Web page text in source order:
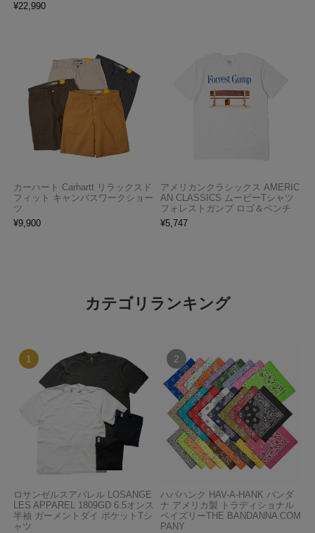
¥22,990
カーハート Carhartt リラックスド
フィット キャンバスワークショー
ツ
¥9,900
アメリカンクラシックス AMERIC
AN CLASSICS ムービーTシャツ
フォレストガンプ ロゴ＆ベンチ
¥5,747
カテゴリランキング
ロサンゼルスアパレル LOSANGE
LES APPAREL 1809GD 6.5オンス
半袖 ガーメントダイ ポケットTシ
ャツ
ハバハンク HAV-A-HANK バンダ
ナ アメリカ製 トラディショナル
ペイズリーTHE BANDANNA COM
PANY